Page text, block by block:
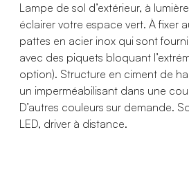
Lampe de sol d’extérieur, à
éclairer votre espace vert. À fixer
pattes en acier inox qui sont
avec des piquets bloquant
option). Structure en ciment de
un imperméabilisant dans une
D’autres couleurs sur demande.
LED, driver à distance.